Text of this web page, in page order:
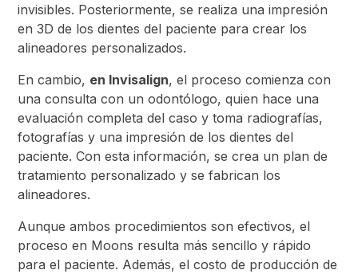
invisibles. Posteriormente, se realiza una impresión
en 3D de los dientes del paciente para crear los
alineadores personalizados.
En cambio, en Invisalign, el proceso comienza con
una consulta con un odontólogo, quien hace una
evaluación completa del caso y toma radiografías,
fotografías y una impresión de los dientes del
paciente. Con esta información, se crea un plan de
tratamiento personalizado y se fabrican los
alineadores.
Aunque ambos procedimientos son efectivos, el
proceso en Moons resulta más sencillo y rápido
para el paciente. Además, el costo de producción de